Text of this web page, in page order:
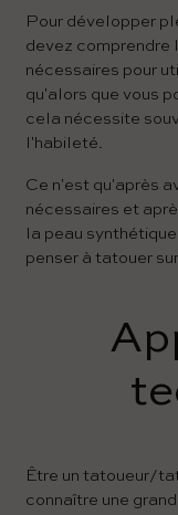
Pour développer
devez comprendre
nécessaires pour
qu'alors que vous
cela nécessite
l'habileté.
Ce n'est qu'après
nécessaires et
la peau
penser à tatouer
Être un tatoueur/
connaître une